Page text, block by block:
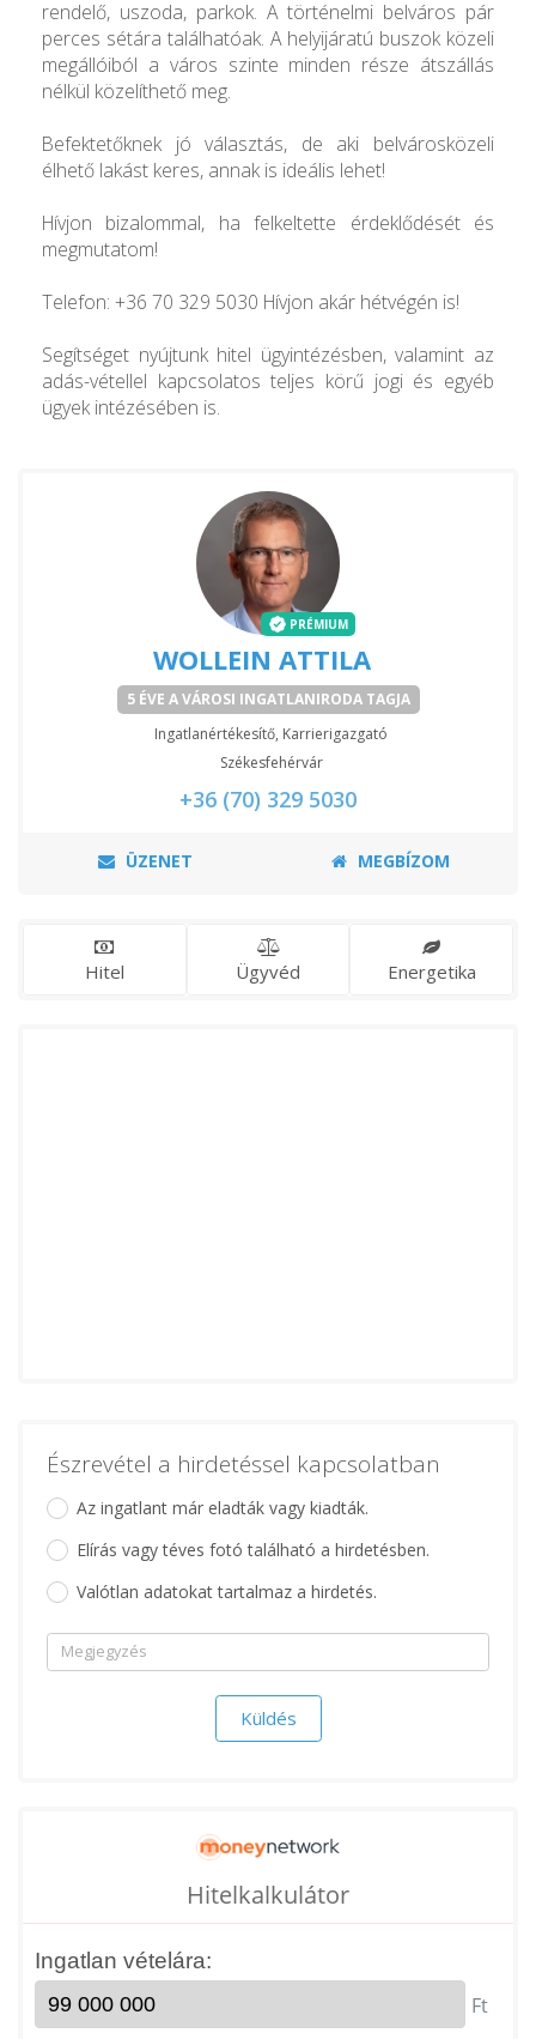
rendelő, uszoda, parkok. A történelmi belváros pár
perces sétára találhatóak. A helyijáratú buszok közeli
megállóiból a város szinte minden része átszállás
nélkül közelíthető meg.
Befektetőknek jó választás, de aki belvárosközeli
élhető lakást keres, annak is ideális lehet!
Hívjon bizalommal, ha felkeltette érdeklődését és
megmutatom!
Telefon: +36 70 329 5030 Hívjon akár hétvégén is!
Segítséget nyújtunk hitel ügyintézésben, valamint az
adás-vétellel kapcsolatos teljes körű jogi és egyéb
ügyek intézésében is.
PRÉMIUM
WOLLEIN ATTILA
5 ÉVE A VÁROSI INGATLANIRODA TAGJA
Ingatlanértékesítő, Karrierigazgató
Székesfehérvár
+36 (70) 329 5030
ÜZENET MEGBÍZOM
Hitel Ügyvéd Energetika
Észrevétel a hirdetéssel kapcsolatban
Az ingatlant már eladták vagy kiadták.
Elírás vagy téves fotó található a hirdetésben.
Valótlan adatokat tartalmaz a hirdetés.